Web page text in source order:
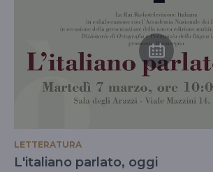
LETTERATURA
L'italiano parlato, oggi